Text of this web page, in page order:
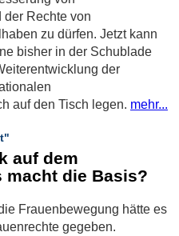
Rechte von
zu dürfen. Jetzt kann
bisher in der Schublade
der
auf den Tisch legen. mehr...
auf dem
macht die Basis?
Frauenbewegung hätte es
gegeben.